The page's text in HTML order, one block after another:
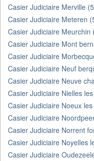
Casier Judiciaire Merville
Casier Judiciaire Meteren
Casier Judiciaire Meurchin
Casier Judiciaire Mont
Casier Judiciaire
Casier Judiciaire Neuf
Casier Judiciaire Neuve
Casier Judiciaire Nielles
Casier Judiciaire Noeux
Casier Judiciaire
Casier Judiciaire Norrent
Casier Judiciaire Noyelles
Casier Judiciaire